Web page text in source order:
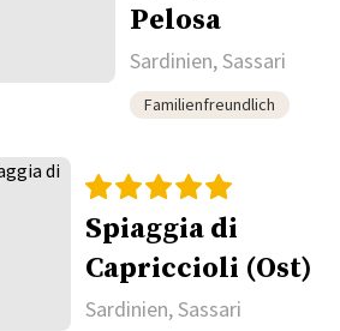
Pelosa
Sardinien, Sassari
Familienfreundlich
Spiaggia di
Capriccioli (Ost)
Sardinien, Sassari